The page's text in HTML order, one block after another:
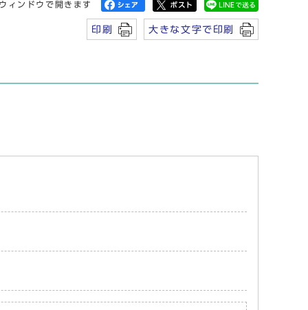
ィンドウで開きます
印刷 大きな文字で印刷